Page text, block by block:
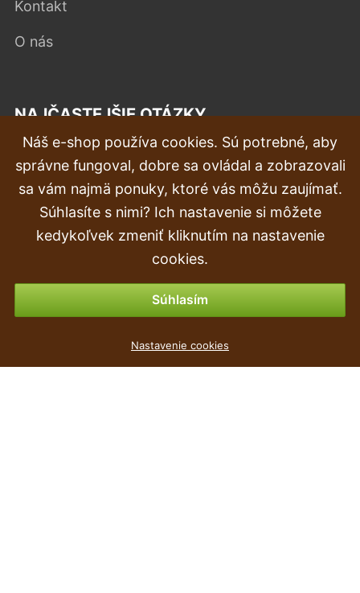
Kontakt
O nás
NAJČASTEJŠIE OTÁZKY
Reklamácia
Doprava a doručenie
Objednávka
Vrátenie tovaru & vrátenie peňazí
Náš e-shop používa cookies. Sú potrebné, aby
správne fungoval, dobre sa ovládal a zobrazovali
sa vám najmä ponuky, ktoré vás môžu zaujímať.
Súhlasíte s nimi? Ich nastavenie si môžete
kedykoľvek zmeniť kliknutím na nastavenie
cookies.
Súhlasím
Nastavenie cookies